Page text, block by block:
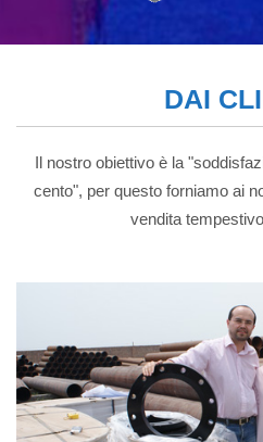
DAI
Il nostro obiettivo è la
cento", per questo forniamo ai
vendita